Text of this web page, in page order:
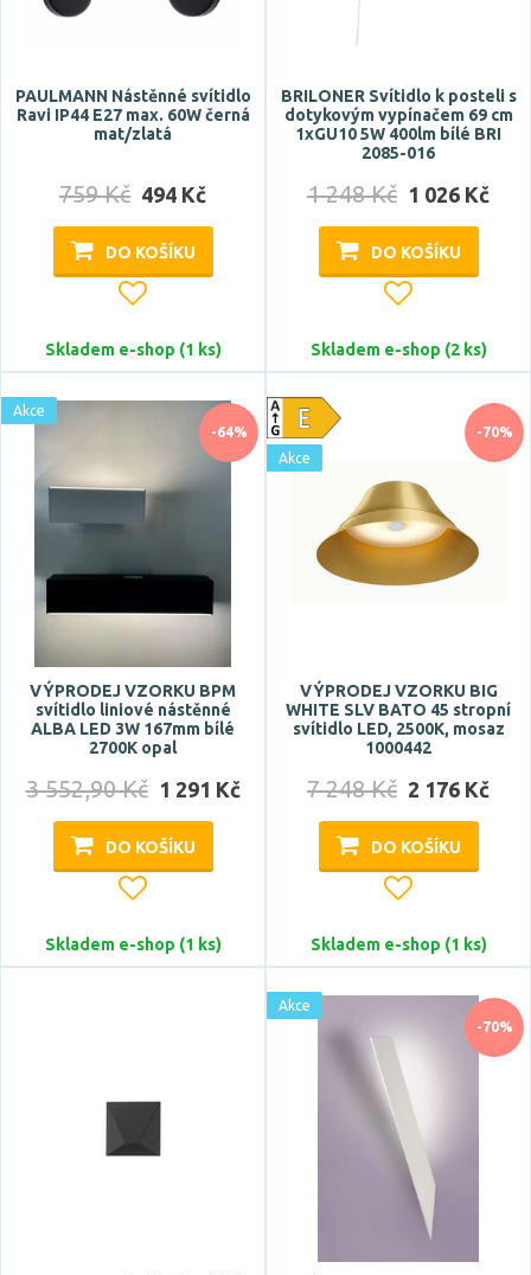
neobvyklý
Zobrazit více
Stupeň krytí
IP20
IP33
IP41
Zobrazit více
Průměr
Výška
PAULMANN Nástěnné svítidlo
Ravi IP44 E27 max. 60W černá
mat/zlatá
759 Kč 494 Kč
DO KOŠÍKU
Skladem e-shop (1 ks)
BRILONER Svítidlo k posteli s
dotykovým vypínačem 69 cm
1xGU10 5W 400lm bílé BRI
2085-016
1 248 Kč 1 026 Kč
DO KOŠÍKU
Skladem e-shop (2 ks)
-64%
Akce
VÝPRODEJ VZORKU BPM
svítidlo liniové nástěnné
ALBA LED 3W 167mm bílé
2700K opal
3 552,90 Kč 1 291 Kč
DO KOŠÍKU
Skladem e-shop (1 ks)
-70%
Akce
VÝPRODEJ VZORKU BIG
WHITE SLV BATO 45 stropní
svítidlo LED, 2500K, mosaz
1000442
7 248 Kč 2 176 Kč
DO KOŠÍKU
Skladem e-shop (1 ks)
-70%
Akce